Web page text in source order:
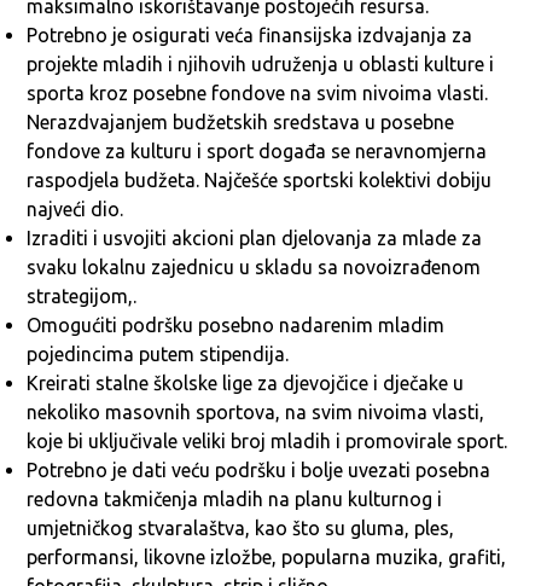
maksimalno iskorištavanje postojećih resursa.
Potrebno je osigurati veća finansijska izdvajanja za
projekte mladih i njihovih udruženja u oblasti kulture i
sporta kroz posebne fondove na svim nivoima vlasti.
Nerazdvajanjem budžetskih sredstava u posebne
fondove za kulturu i sport događa se neravnomjerna
raspodjela budžeta. Najčešće sportski kolektivi dobiju
najveći dio.
Izraditi i usvojiti akcioni plan djelovanja za mlade za
svaku lokalnu zajednicu u skladu sa novoizrađenom
strategijom,.
Omogućiti podršku posebno nadarenim mladim
pojedincima putem stipendija.
Kreirati stalne školske lige za djevojčice i dječake u
nekoliko masovnih sportova, na svim nivoima vlasti,
koje bi uključivale veliki broj mladih i promovirale sport.
Potrebno je dati veću podršku i bolje uvezati posebna
redovna takmičenja mladih na planu kulturnog i
umjetničkog stvaralaštva, kao što su gluma, ples,
performansi, likovne izložbe, popularna muzika, grafiti,